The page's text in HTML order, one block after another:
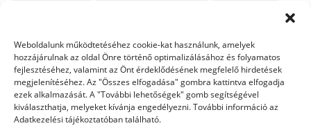
Weboldalunk működtetéséhez cookie-kat használunk, amelyek
hozzájárulnak az oldal Önre történő optimalizálásához és folyamatos
fejlesztéséhez, valamint az Önt érdeklődésének megfelelő hirdetések
megjelenítéséhez. Az "Összes elfogadása" gombra kattintva elfogadja
ezek alkalmazását. A "További lehetőségek" gomb segítségével
kiválaszthatja, melyeket kívánja engedélyezni. További információ az
Adatkezelési tájékoztatóban található.
szövegszerkesztés template text Topaz trükkök
videó vintage